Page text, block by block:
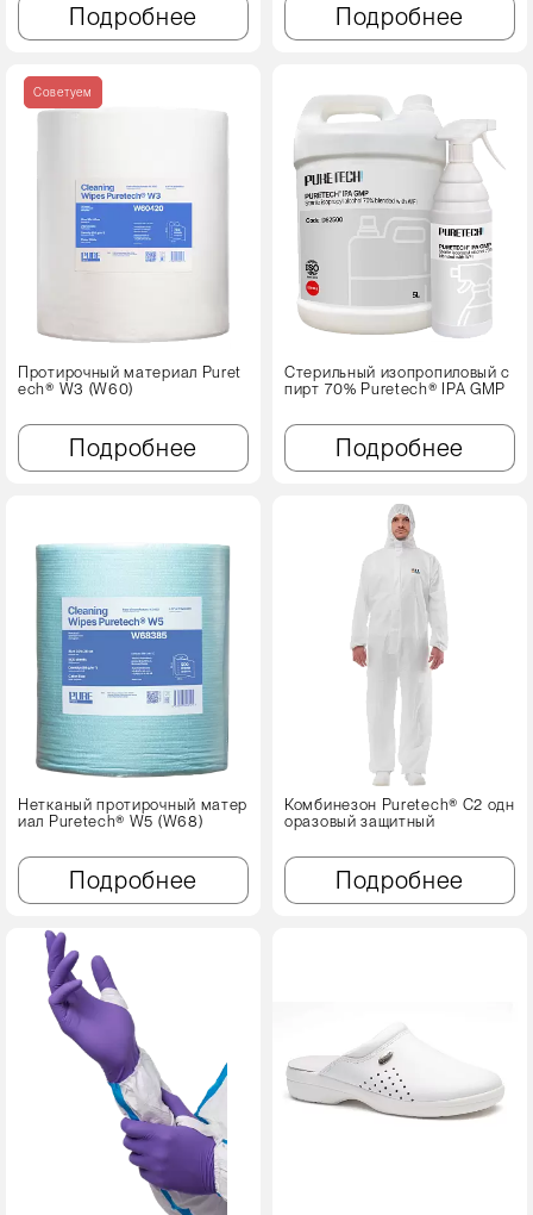
Подробнее Подробнее
Советуем
Протирочный материал Puret
ech® W3 (W60)
Подробнее
Стерильный изопропиловый с
пирт 70% Puretech® IPA GMP
Подробнее
Нетканый протирочный матер
иал Puretech® W5 (W68)
Подробнее
Комбинезон Puretech® C2 одн
оразовый защитный
Подробнее